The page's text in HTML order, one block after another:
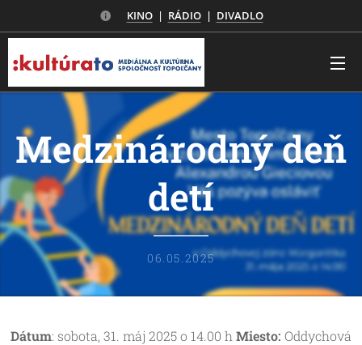
KINO| RÁDIO| DIVADLO
Medzinárodný deň
detí
06.05.2025
Dátum: sobota, 31. máj 2025 o 14.00 h Miesto: Oddychová